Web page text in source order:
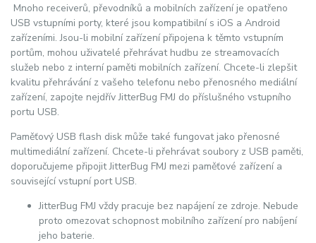
Mnoho receiverů, převodníků a mobilních zařízení je opatřeno
USB vstupními porty, které jsou kompatibilní s iOS a Android
zařízeními. Jsou-li mobilní zařízení připojena k těmto vstupním
portům, mohou uživatelé přehrávat hudbu ze streamovacích
služeb nebo z interní paměti mobilních zařízení. Chcete-li zlepšit
kvalitu přehrávání z vašeho telefonu nebo přenosného mediální
zařízení, zapojte nejdřív JitterBug FMJ do příslušného vstupního
portu USB.
Paměťový USB flash disk může také fungovat jako přenosné
multimediální zařízení. Chcete-li přehrávat soubory z USB paměti,
doporučujeme připojit JitterBug FMJ mezi paměťové zařízení a
související vstupní port USB.
JitterBug FMJ vždy pracuje bez napájení ze zdroje. Nebude
proto omezovat schopnost mobilního zařízení pro nabíjení
jeho baterie.